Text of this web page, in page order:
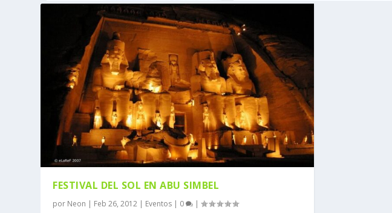
FESTIVAL DEL SOL EN ABU SIMBEL
por Neon | Feb 26, 2012 | Eventos | 0 |